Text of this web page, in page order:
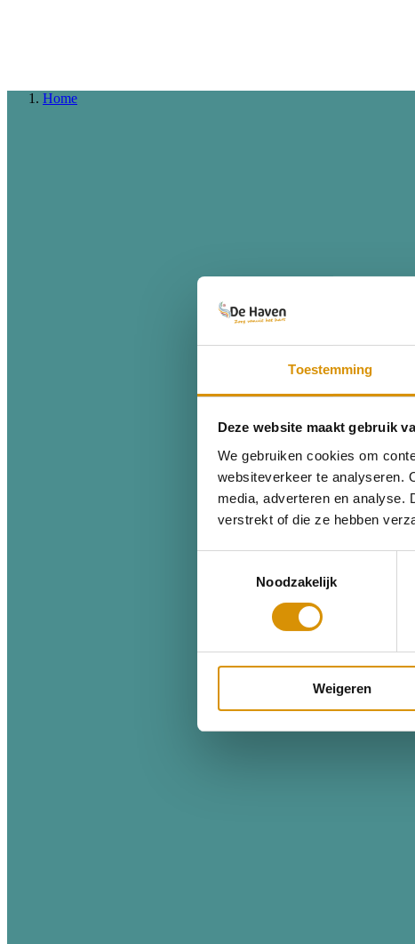
Toestemming
Deze website maakt gebruik
We gebruiken cookies om
websiteverkeer te analyseren.
media, adverteren en analyse.
verstrekt of die ze hebben
Noodzakelijk
Weigeren
Home